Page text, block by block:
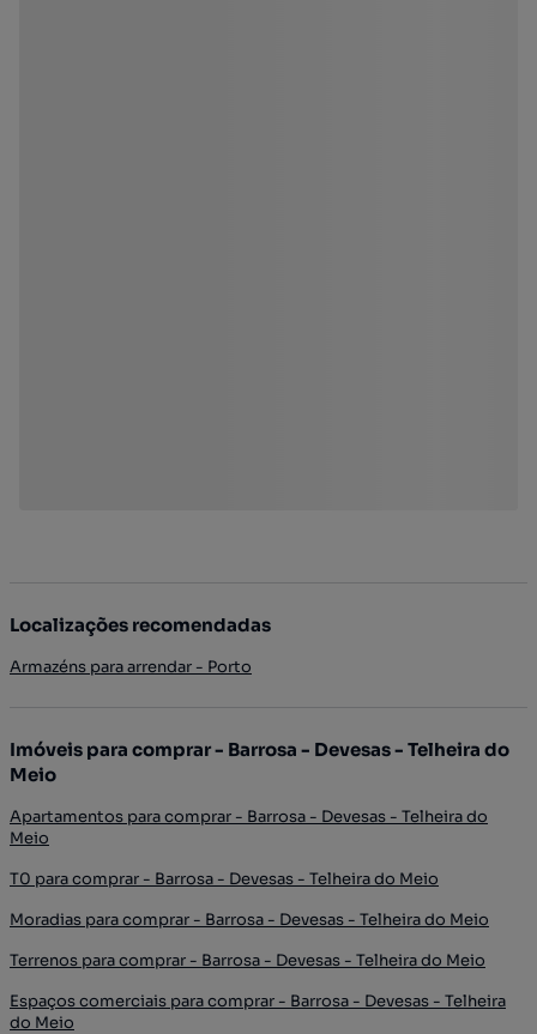
Localizações recomendadas
Armazéns para arrendar - Porto
Imóveis para comprar - Barrosa - Devesas - Telheira do
Meio
Apartamentos para comprar - Barrosa - Devesas - Telheira do
Meio
T0 para comprar - Barrosa - Devesas - Telheira do Meio
Moradias para comprar - Barrosa - Devesas - Telheira do Meio
Terrenos para comprar - Barrosa - Devesas - Telheira do Meio
Espaços comerciais para comprar - Barrosa - Devesas - Telheira
do Meio